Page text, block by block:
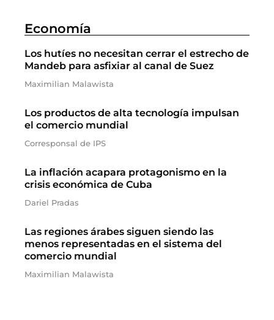
Economía
Los hutíes no necesitan cerrar el estrecho de
Mandeb para asfixiar al canal de Suez
Maximilian Malawista
Los productos de alta tecnología impulsan
el comercio mundial
Corresponsal de IPS
La inflación acapara protagonismo en la
crisis económica de Cuba
Dariel Pradas
Las regiones árabes siguen siendo las
menos representadas en el sistema del
comercio mundial
Maximilian Malawista